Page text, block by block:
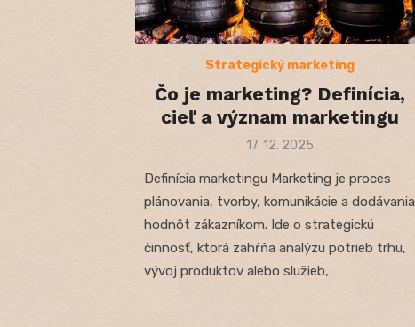
Strategický marketing
Čo je marketing? Definícia,
cieľ a význam marketingu
Posted
17. 12. 2025
Definícia marketingu Marketing je proces
plánovania, tvorby, komunikácie a dodávania
hodnôt zákazníkom. Ide o strategickú
činnosť, ktorá zahŕňa analýzu potrieb trhu,
vývoj produktov alebo služieb, …